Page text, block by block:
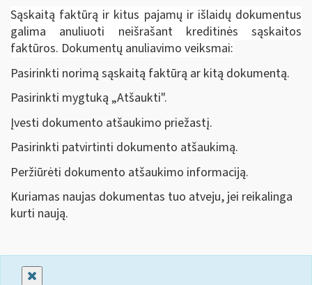
Sąskaitą faktūrą ir kitus pajamų ir išlaidų dokumentus
galima anuliuoti neišrašant kreditinės sąskaitos
faktūros. Dokumentų anuliavimo veiksmai:
Pasirinkti norimą sąskaitą faktūrą ar kitą dokumentą.
Pasirinkti mygtuką „Atšaukti".
Įvesti dokumento atšaukimo priežastį.
Pasirinkti patvirtinti dokumento atšaukimą.
Peržiūrėti dokumento atšaukimo informaciją.
Kuriamas naujas dokumentas tuo atveju, jei reikalinga
kurti naują.